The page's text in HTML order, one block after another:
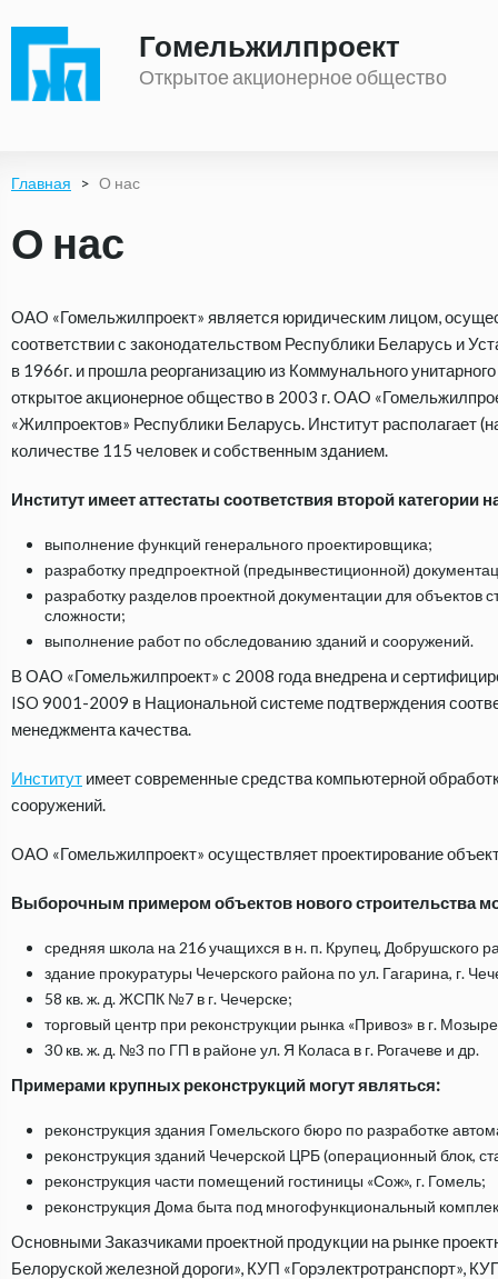
Гомельжилпроект
Открытое акционерное общество
Главная > О нас
О нас
ОАО «Гомельжилпроект» является юридическим лицом,
соответствии с законодательством Республики Беларусь и
в 1966г. и прошла реорганизацию из Коммунального
открытое акционерное общество в 2003 г. ОАО
«Жилпроектов» Республики Беларусь. Институт располагает
количестве 115 человек и собственным зданием.
Институт имеет аттестаты соответствия второй категории
выполнение функций генерального проектировщика;
разработку предпроектной (предынвестиционной)
разработку разделов проектной документации для объектов
сложности;
выполнение работ по обследованию зданий и сооружений.
В ОАО «Гомельжилпроект» с 2008 года внедрена и
ISO 9001-2009 в Национальной системе подтверждения
менеджмента качества.
Институт имеет современные средства компьютерной
сооружений.
ОАО «Гомельжилпроект» осуществляет проектирование
Выборочным примером объектов нового строительства
средняя школа на 216 учащихся в н. п. Крупец, Добрушского
здание прокуратуры Чечерского района по ул. Гагарина, г.
58 кв. ж. д. ЖСПК №7 в г. Чечерске;
торговый центр при реконструкции рынка «Привоз» в г.
30 кв. ж. д. №3 по ГП в районе ул. Я Коласа в г. Рогачеве и др.
Примерами крупных реконструкций могут являться:
реконструкция здания Гомельского бюро по разработке
реконструкция зданий Чечерской ЦРБ (операционный блок,
реконструкция части помещений гостиницы «Сож», г. Гомель;
реконструкция Дома быта под многофункциональный
Основными Заказчиками проектной продукции на рынке
Белоруской железной дороги», КУП «Горэлектротранспорт»,